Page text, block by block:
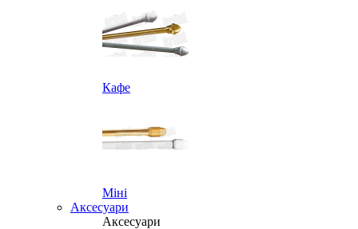
Кафе
Міні
Аксесуари
Аксесуари